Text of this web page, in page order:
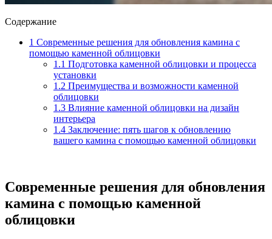
Содержание
1 Современные решения для обновления камина с
помощью каменной облицовки
1.1 Подготовка каменной облицовки и процесса
установки
1.2 Преимущества и возможности каменной
облицовки
1.3 Влияние каменной облицовки на дизайн
интерьера
1.4 Заключение: пять шагов к обновлению
вашего камина с помощью каменной облицовки
Современные решения для обновления
камина с помощью каменной
облицовки